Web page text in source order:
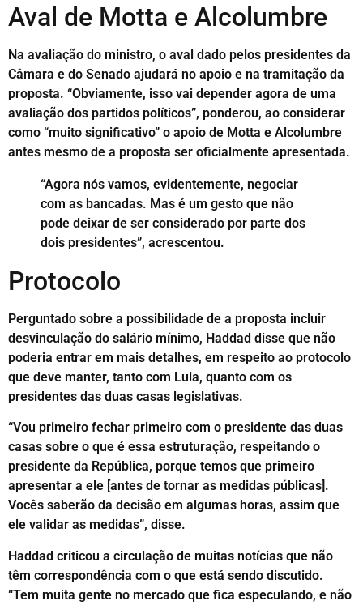
Aval de Motta e Alcolumbre
Na avaliação do ministro, o aval dado pelos presidentes da
Câmara e do Senado ajudará no apoio e na tramitação da
proposta. “Obviamente, isso vai depender agora de uma
avaliação dos partidos políticos”, ponderou, ao considerar
como “muito significativo” o apoio de Motta e Alcolumbre
antes mesmo de a proposta ser oficialmente apresentada.
“Agora nós vamos, evidentemente, negociar
com as bancadas. Mas é um gesto que não
pode deixar de ser considerado por parte dos
dois presidentes”, acrescentou.
Protocolo
Perguntado sobre a possibilidade de a proposta incluir
desvinculação do salário mínimo, Haddad disse que não
poderia entrar em mais detalhes, em respeito ao protocolo
que deve manter, tanto com Lula, quanto com os
presidentes das duas casas legislativas.
“Vou primeiro fechar primeiro com o presidente das duas
casas sobre o que é essa estruturação, respeitando o
presidente da República, porque temos que primeiro
apresentar a ele [antes de tornar as medidas públicas].
Vocês saberão da decisão em algumas horas, assim que
ele validar as medidas”, disse.
Haddad criticou a circulação de muitas notícias que não
têm correspondência com o que está sendo discutido.
“Tem muita gente no mercado que fica especulando, e não